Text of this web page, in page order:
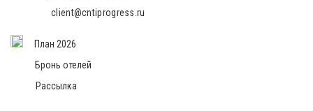
client@cntiprogress.ru
План 2026
Бронь отелей
Рассылка